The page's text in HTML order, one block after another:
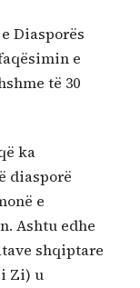
Diasporës
e
të 30
ka
diasporë
e
Ashtu edhe
shqiptare
i Zi) u